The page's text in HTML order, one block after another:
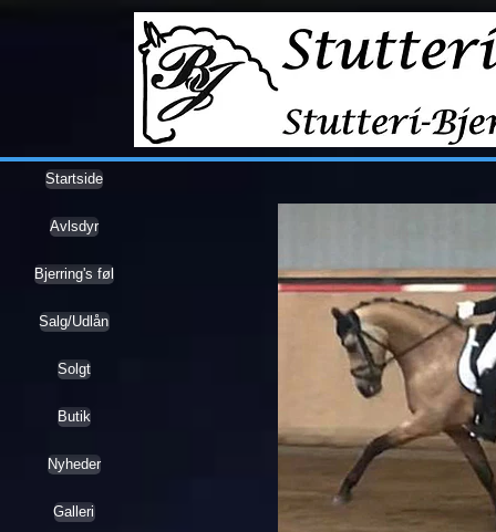
Startside
Avlsdyr
Galleri
Bjerring's føl
Nyheder
Salg/Udlån
Butik
Solgt